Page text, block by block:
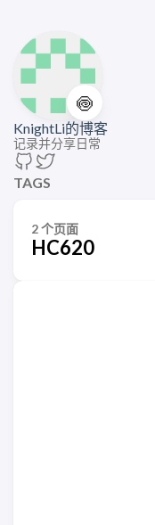
🍥
KnightLi的博客
记录并分享日常
TAGS
2 个页面
HC620